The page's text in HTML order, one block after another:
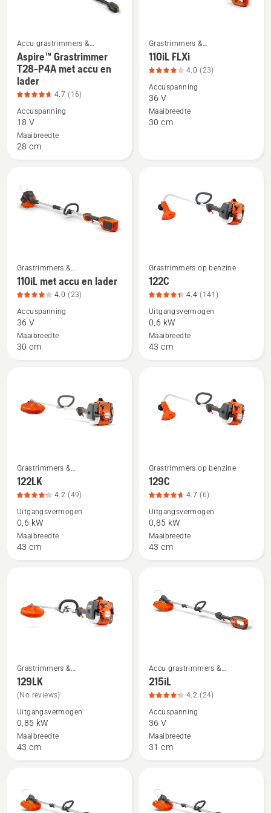
Bekijk
meer
details
over
Aspire™
Grastrimmer
T28-
accu
Accu grastrimmers &
Elektrische grastrimmer
Aspire™ Grastrimmer
T28-P4A met accu en
lader
4.7 (16)
Accuspanning
18 V
Maaibreedte
28 cm
Bekijk
meer
details
over
110iL
Grastrimmers &
Kantenmaaiers
110iL FLXi
4.0 (23)
Accuspanning
36 V
Maaibreedte
30 cm
Bekijk
meer
details
over
110iL
met
productbeoordeling
Grastrimmers &
Kantenmaaiers
110iL met accu en lader
4.0 (23)
Accuspanning
36 V
Maaibreedte
30 cm
Bekijk
meer
details
over
122C,
productbeoordeling
Grastrimmers op benzine
122C
4.4 (141)
Uitgangsvermogen
0,6 kW
Maaibreedte
43 cm
Bekijk
meer
details
over
122LK,
productbeoordeling
Grastrimmers &
Kantenmaaiers
122LK
4.2 (49)
Uitgangsvermogen
0,6 kW
Maaibreedte
43 cm
Bekijk
meer
details
over
129C,
productbeoordeling
Grastrimmers op benzine
129C
4.7 (6)
Uitgangsvermogen
0,85 kW
Maaibreedte
43 cm
Bekijk
meer
details
over
129LK
Grastrimmers &
Kantenmaaiers
129LK
(No reviews)
Uitgangsvermogen
0,85 kW
Maaibreedte
43 cm
Bekijk
meer
details
over
215iL,
productbeoordeling
Accu grastrimmers &
Elektrische grastrimmer
215iL
4.2 (24)
Accuspanning
36 V
Maaibreedte
31 cm